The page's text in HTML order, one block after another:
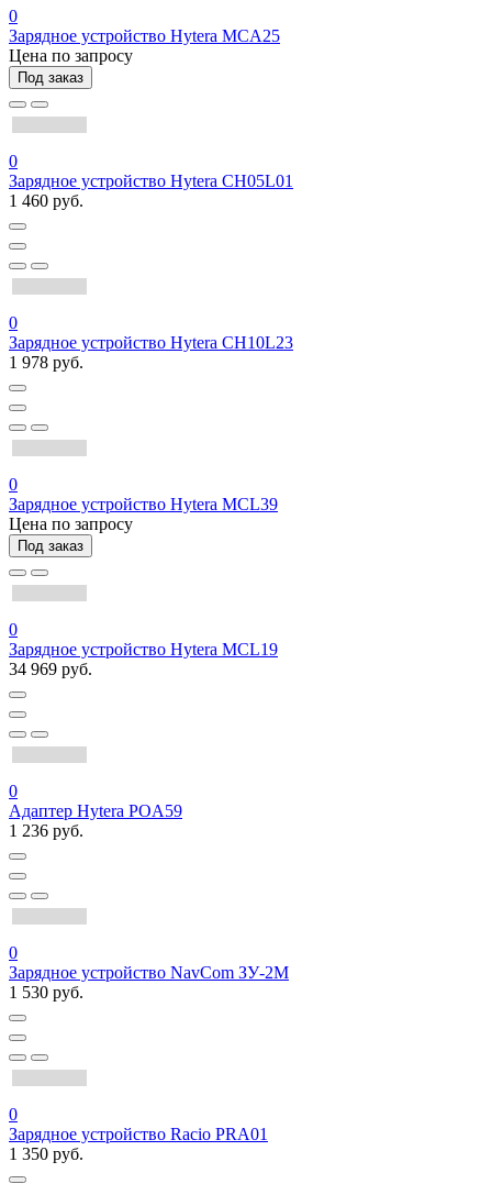
0
Зарядное устройство Hytera MCA25
Цена по запросу
Под заказ
0
Зарядное устройство Hytera CH05L01
1 460 руб.
0
Зарядное устройство Hytera CH10L23
1 978 руб.
0
Зарядное устройство Hytera MCL39
Цена по запросу
Под заказ
0
Зарядное устройство Hytera MCL19
34 969 руб.
0
Адаптер Hytera POA59
1 236 руб.
0
Зарядное устройство NavCom ЗУ-2М
1 530 руб.
0
Зарядное устройство Racio PRA01
1 350 руб.